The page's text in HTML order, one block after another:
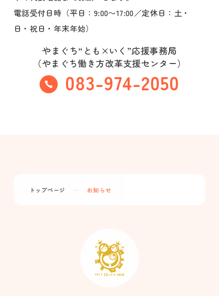
電話受付日時（平日：9:00〜17:00／定休日：土・
日・祝日・年末年始）
やまぐち“とも×いく”応援事務局
（やまぐち働き方改革支援センター）
083-974-2050
トップページ ー お知らせ